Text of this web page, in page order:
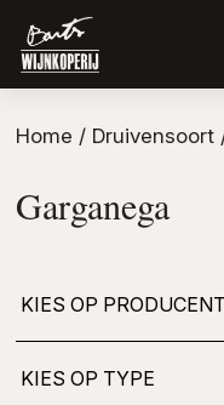
Home / Druivensoort
Garganega
Kies